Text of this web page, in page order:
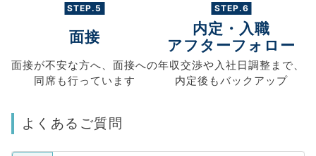
STEP.5
面接
面接が不安な方へ、 面接への
同席も行っています
STEP.6
内定・入職
アフターフォロー
年収交渉や入社日調整まで、
内定後もバックアップ
よくあるご質問